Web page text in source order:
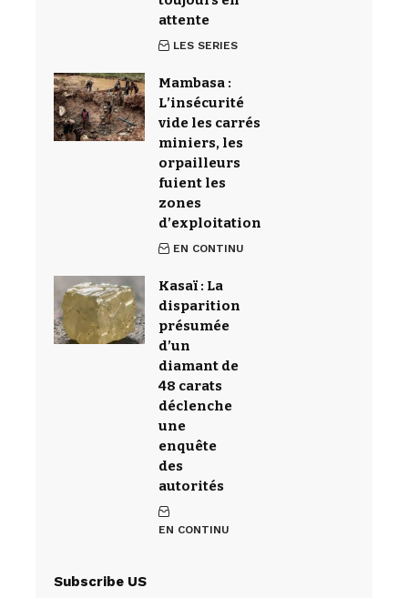
attente
LES SERIES
Mambasa :
L’insécurité
vide les carrés
miniers, les
orpailleurs
fuient les
zones
d’exploitation
EN CONTINU
Kasaï : La
disparition
présumée
d’un
diamant de
48 carats
déclenche
une
enquête
des
autorités
EN CONTINU
Subscribe US